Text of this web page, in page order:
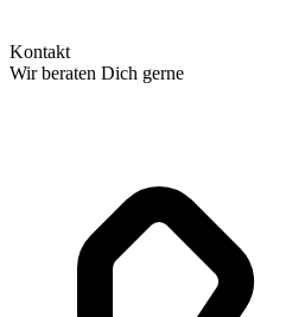
Kontakt
Wir beraten Dich gerne